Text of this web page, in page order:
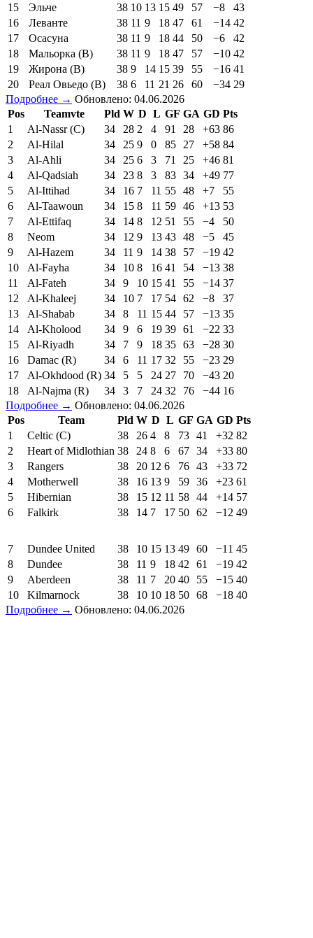
15
Эльче 38 10 13 15 49 57 −8
43
16
Леванте 38 11 9 18 47 61 −14 42
17
Осасуна 38 11 9 18 44 50 −6
42
18
Мальорка (В) 38 11 9 18 47 57 −10 42
19
Жирона (В) 38 9 14 15 39 55 −16 41
20
Реал Овьедо (В) 38 6 11 21 26 60 −34 29
Подробнее → Обновлено: 04.06.2026
Pos
Teamvte Pld W D L GF GA GD Pts
1
Al-Nassr (C) 34 28 2 4 91 28 +63 86
2
Al-Hilal 34 25 9 0 85 27 +58 84
3
Al-Ahli 34 25 6 3 71 25 +46 81
4
Al-Qadsiah 34 23 8 3 83 34 +49 77
5
Al-Ittihad 34 16 7 11 55 48 +7
55
6
Al-Taawoun 34 15 8 11 59 46 +13 53
7
Al-Ettifaq 34 14 8 12 51 55 −4
50
8
Neom 34 12 9 13 43 48 −5
45
9
Al-Hazem 34 11 9 14 38 57 −19 42
10
Al-Fayha 34 10 8 16 41 54 −13 38
11
Al-Fateh 34 9 10 15 41 55 −14 37
12
Al-Khaleej 34 10 7 17 54 62 −8
37
13
Al-Shabab 34 8 11 15 44 57 −13 35
14
Al-Kholood 34 9 6 19 39 61 −22 33
15
Al-Riyadh 34 7 9 18 35 63 −28 30
16
Damac (R) 34 6 11 17 32 55 −23 29
17
Al-Okhdood (R) 34 5 5 24 27 70 −43 20
18
Al-Najma (R) 34 3 7 24 32 76 −44 16
Подробнее → Обновлено: 04.06.2026
Pos
Team Pld W D L GF GA GD Pts
1
Celtic (C) 38 26 4 8 73 41 +32 82
2
Heart of Midlothian 38 24 8 6 67 34 +33 80
3
Rangers 38 20 12 6 76 43 +33 72
4
Motherwell 38 16 13 9 59 36 +23 61
5
Hibernian 38 15 12 11 58 44 +14 57
6
Falkirk 38 14 7 17 50 62 −12 49
7 Dundee United 38 10 15 13 49 60 −11 45
8
Dundee 38 11 9 18 42 61 −19 42
9
Aberdeen 38 11 7 20 40 55 −15 40
10
Kilmarnock 38 10 10 18 50 68 −18 40
Подробнее → Обновлено: 04.06.2026